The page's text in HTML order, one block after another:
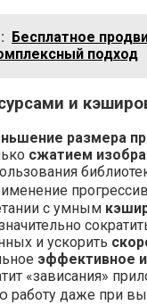
Бесплатное
подход
и
размера
сжатием
с умным
и ускорить
эффективное
«зависания»
работу даже при